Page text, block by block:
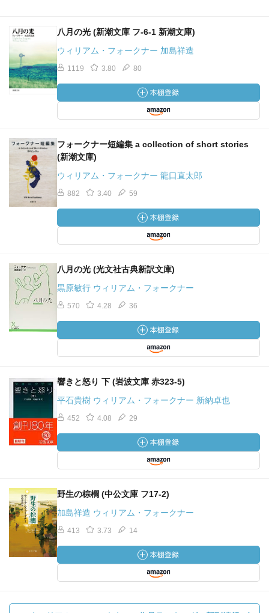
八月の光 (新潮文庫 フ-6-1 新潮文庫)
ウィリアム・フォークナー 加島祥造
1119 3.80 80
フォークナー短編集 a collection of short stories
(新潮文庫)
ウィリアム・フォークナー 龍口直太郎
882 3.40 59
八月の光 (光文社古典新訳文庫)
黒原敏行 ウィリアム・フォークナー
570 4.28 36
響きと怒り 下 (岩波文庫 赤323-5)
平石貴樹 ウィリアム・フォークナー 新納卓也
452 4.08 29
野生の棕櫚 (中公文庫 フ17-2)
加島祥造 ウィリアム・フォークナー
413 3.73 14